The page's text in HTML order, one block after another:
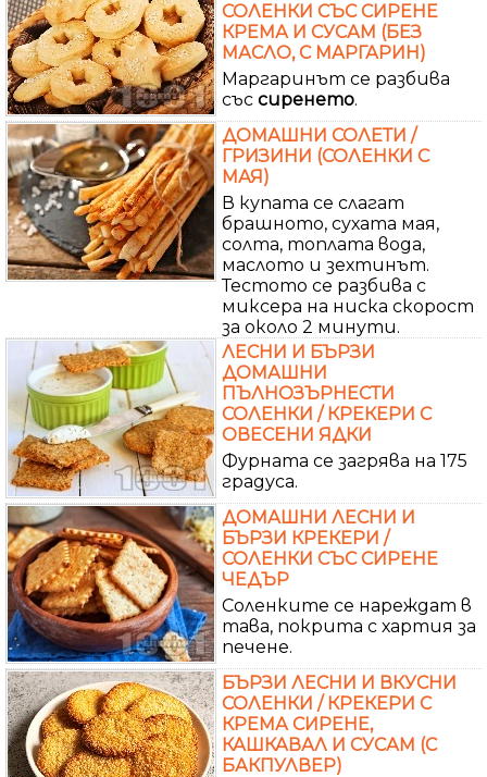
СОЛЕНКИ СЪС СИРЕНЕ
КРЕМА И СУСАМ (БЕЗ
МАСЛО, С МАРГАРИН)
Маргаринът се разбива
със сиренето.
ДОМАШНИ СОЛЕТИ /
ГРИЗИНИ (СОЛЕНКИ С
МАЯ)
В купата се слагат
брашното, сухата мая,
солта, топлата вода,
маслото и зехтинът.
Тестото се разбива с
миксера на ниска скорост
за около 2 минути.
ЛЕСНИ И БЪРЗИ
ДОМАШНИ
ПЪЛНОЗЪРНЕСТИ
СОЛЕНКИ / КРЕКЕРИ С
ОВЕСЕНИ ЯДКИ
Фурната се загрява на 175
градуса.
ДОМАШНИ ЛЕСНИ И
БЪРЗИ КРЕКЕРИ /
СОЛЕНКИ СЪС СИРЕНЕ
ЧЕДЪР
Соленките се нареждат в
тава, покрита с хартия за
печене.
БЪРЗИ ЛЕСНИ И ВКУСНИ
СОЛЕНКИ / КРЕКЕРИ С
КРЕМА СИРЕНЕ,
КАШКАВАЛ И СУСАМ (С
БАКПУЛВЕР)